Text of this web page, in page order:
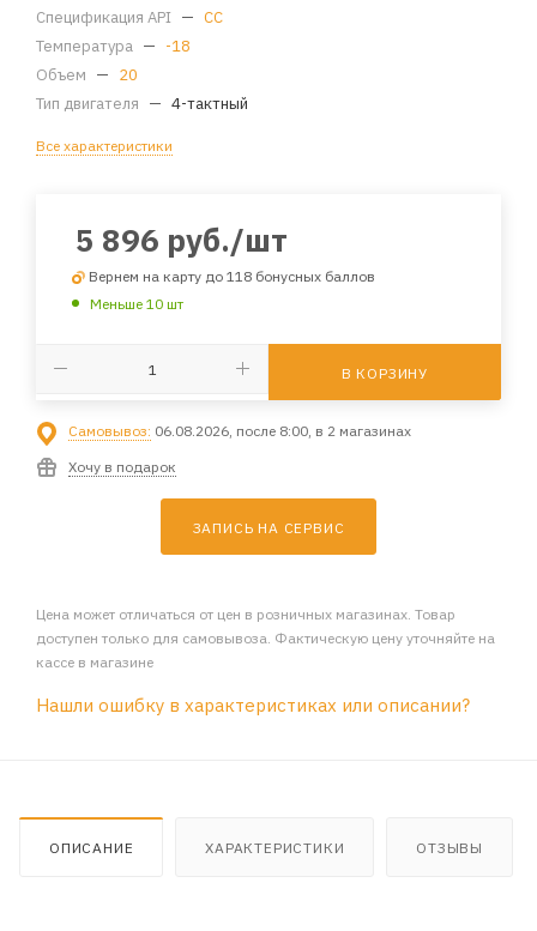
Спецификация API — CC
Температура — -18
Объем — 20
Тип двигателя — 4-тактный
Все характеристики
5 896 руб./шт
Вернем на карту до 118 бонусных баллов
Меньше 10 шт
В КОРЗИНУ
Самовывоз: 06.08.2026, после 8:00, в 2 магазинах
Хочу в подарок
ЗАПИСЬ НА СЕРВИС
Цена может отличаться от цен в розничных магазинах. Товар
доступен только для самовывоза. Фактическую цену уточняйте на
кассе в магазине
Нашли ошибку в характеристиках или описании?
ОПИСАНИЕ ХАРАКТЕРИСТИКИ ОТЗЫВЫ